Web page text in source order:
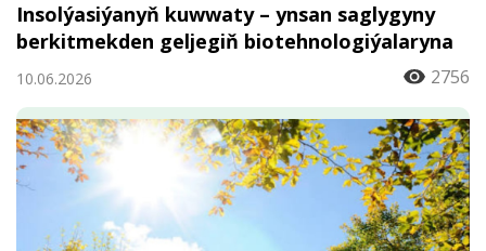
Insolýasiýanyň kuwwaty – ynsan saglygyny
berkitmekden geljegiň biotehnologiýalaryna
10.06.2026 2756